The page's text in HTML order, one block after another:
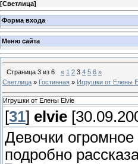
[Светлица]
Форма входа
Меню сайта
Страница 3 из 6 « 1 2 3 4 5 6 »
Светлица » Гостинная » Игрушки от Елены
Игрушки от Елены Elvie
[31] elvie
Девочки
подробно